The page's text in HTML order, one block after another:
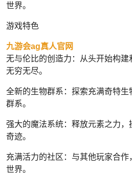
世界。
游戏特色
九游会ag真人官网
无与伦比的创造力：从头开始构
无穷无尽。
全新的生物群系：探索充满奇特
群系。
强大的魔法系统：释放元素之力
奇迹。
充满活力的社区：与其他玩家合
世界。